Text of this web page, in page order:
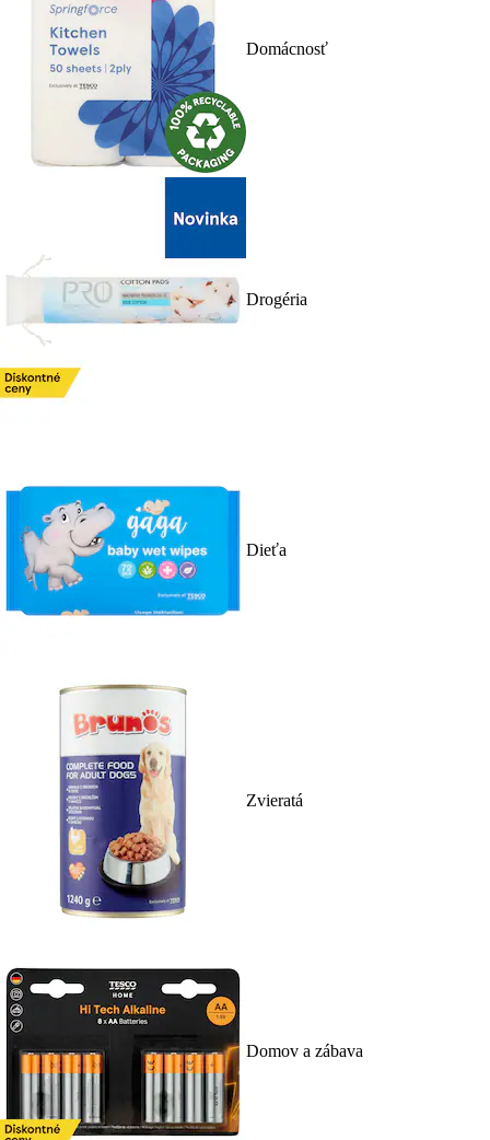
Domácnosť
Drogéria
Dieťa
Zvieratá
Domov a zábava